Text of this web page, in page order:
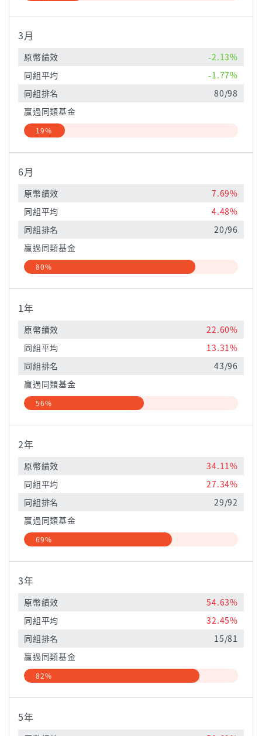
3月
原幣績效
-2.13%
同組平均
-1.77%
同組排名
80/98
贏過同類基金
19%
6月
原幣績效
7.69%
同組平均
4.48%
同組排名
20/96
贏過同類基金
80%
1年
原幣績效
22.60%
同組平均
13.31%
同組排名
43/96
贏過同類基金
56%
2年
原幣績效
34.11%
同組平均
27.34%
同組排名
29/92
贏過同類基金
69%
3年
原幣績效
54.63%
同組平均
32.45%
同組排名
15/81
贏過同類基金
82%
5年